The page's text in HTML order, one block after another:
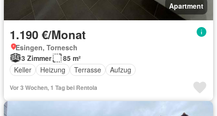
Apartment
1.190 €/Monat
Esingen, Tornesch
3 Zimmer
85 m²
Keller
Heizung Terrasse Aufzug
Vor 3 Wochen, 1 Tag bei Rentola